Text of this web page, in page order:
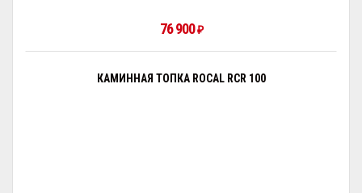
76 900₽
КАМИННАЯ ТОПКА ROCAL RCR 100